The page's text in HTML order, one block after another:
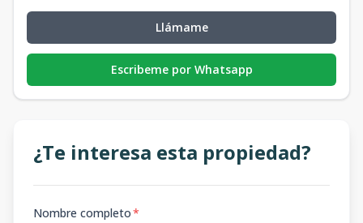
Llámame
Escribeme por Whatsapp
¿Te interesa esta propiedad?
Nombre completo*